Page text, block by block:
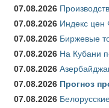
07.08.2026
07.08.2026 Индекс
07.08.2026 Биржевые
07.08.2026 На Кубани
07.08.2026
07.08.2026 Прогноз
07.08.2026